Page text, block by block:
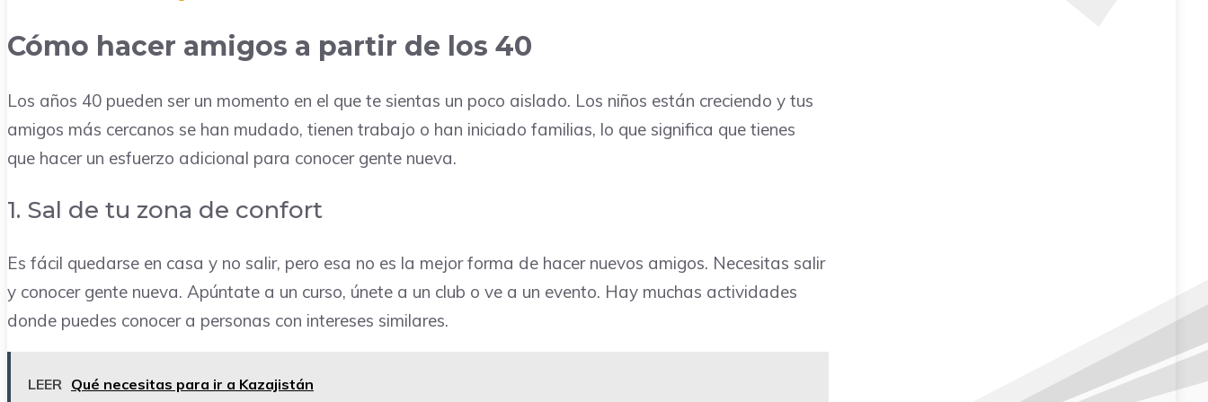
Cómo hacer amigos a partir de los 40
Los años 40 pueden ser un momento en el que te sientas un poco aislado. Los niños están creciendo y tus
amigos más cercanos se han mudado, tienen trabajo o han iniciado familias, lo que significa que tienes
que hacer un esfuerzo adicional para conocer gente nueva.
1. Sal de tu zona de confort
Es fácil quedarse en casa y no salir, pero esa no es la mejor forma de hacer nuevos amigos. Necesitas salir
y conocer gente nueva. Apúntate a un curso, únete a un club o ve a un evento. Hay muchas actividades
donde puedes conocer a personas con intereses similares.
LEER Qué necesitas para ir a Kazajistán